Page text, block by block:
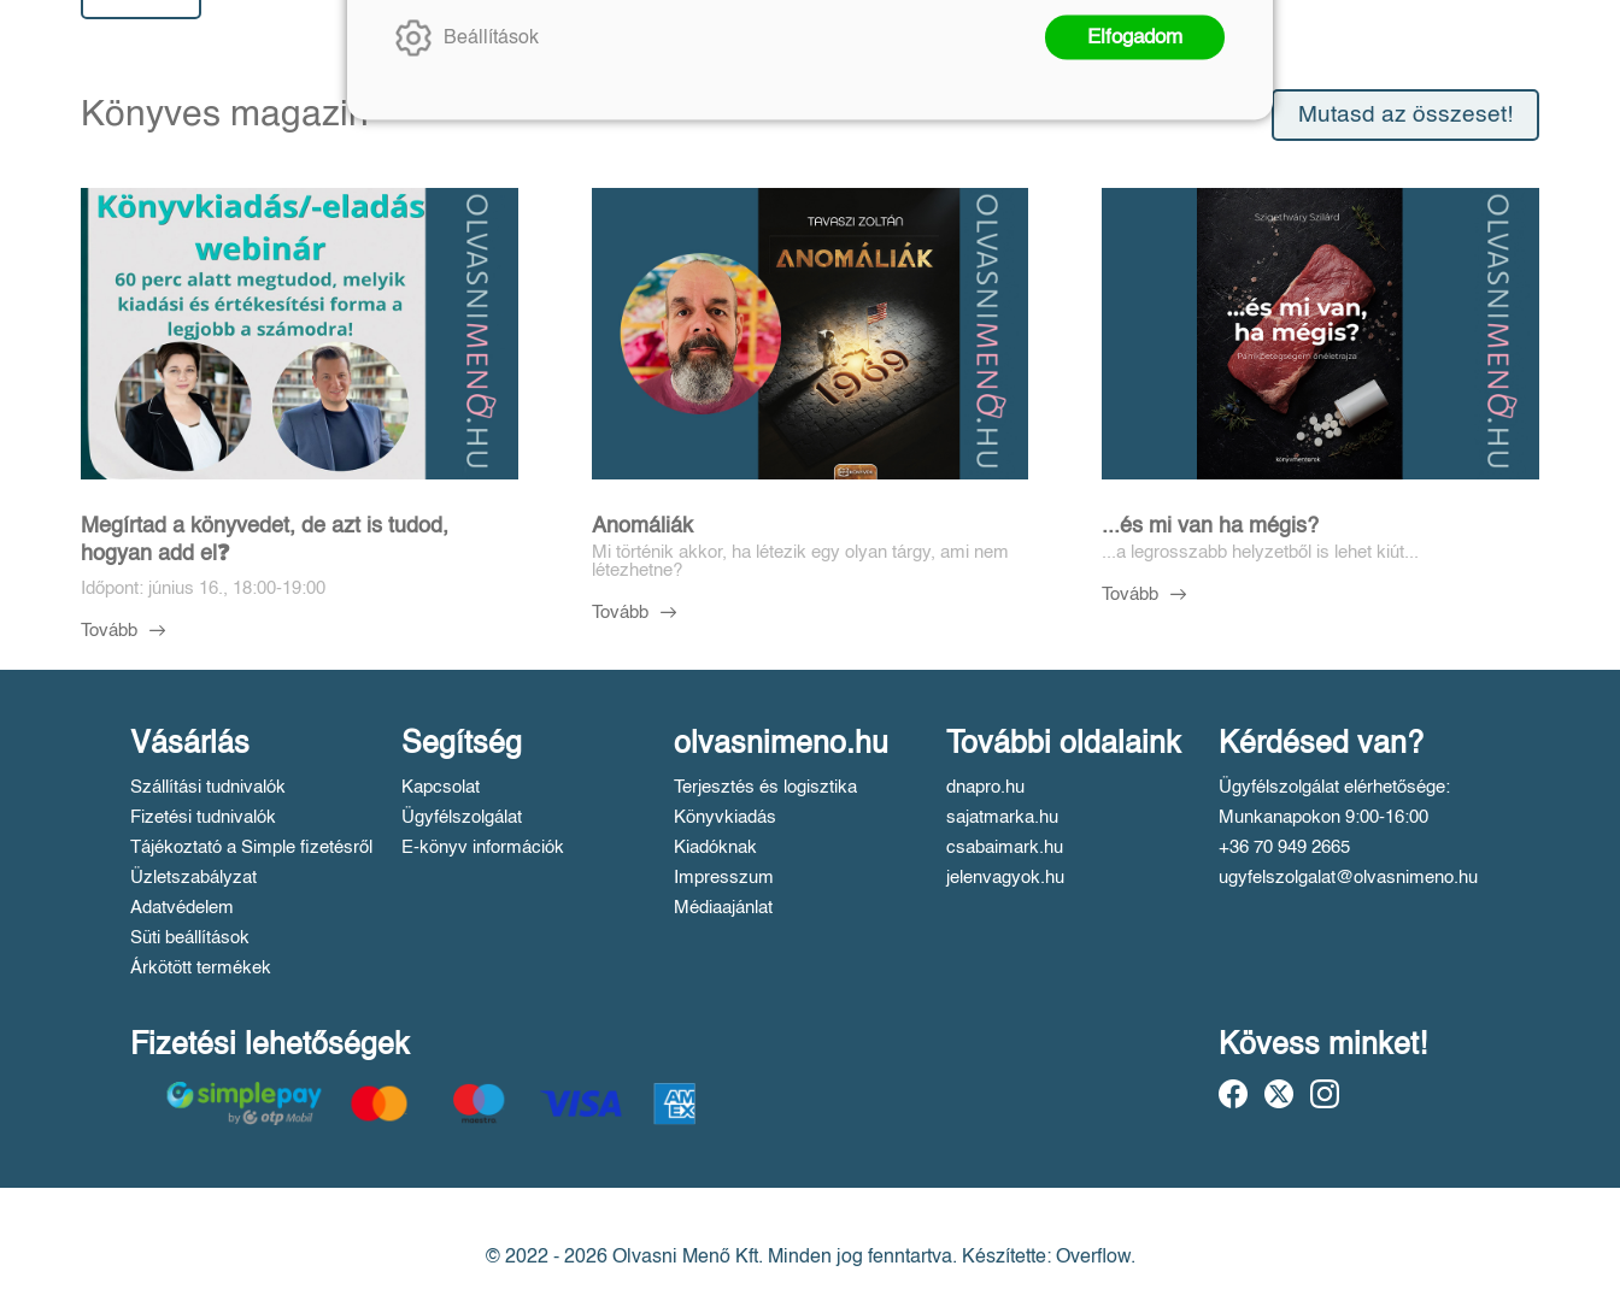
Könyves magazin Mutasd az összeset!
Megírtad a könyvedet, de azt is tudod,
hogyan add el❓️
Időpont: június 16., 18:00-19:00
Tovább
Anomáliák
Mi történik akkor, ha létezik egy olyan tárgy, ami nem
létezhetne?
Tovább
...és mi van ha mégis?
...a legrosszabb helyzetből is lehet kiút...
Tovább
Vásárlás
Szállítási tudnivalók
Fizetési tudnivalók
Tájékoztató a Simple fizetésről
Üzletszabályzat
Adatvédelem
Süti beállítások
Árkötött termékek
Segítség
Kapcsolat
Ügyfélszolgálat
E-könyv információk
olvasnimeno.hu
Terjesztés és logisztika
Könyvkiadás
Kiadóknak
Impresszum
Médiaajánlat
További oldalaink
dnapro.hu
sajatmarka.hu
csabaimark.hu
jelenvagyok.hu
Kérdésed van?
Ügyfélszolgálat elérhetősége:
Munkanapokon 9:00-16:00
+36 70 949 2665
ugyfelszolgalat@olvasnimeno.hu
Fizetési lehetőségek Kövess minket!
© 2022 - 2026 Olvasni Menő Kft. Minden jog fenntartva. Készítette: Overflow.
Beállítások Elfogadom